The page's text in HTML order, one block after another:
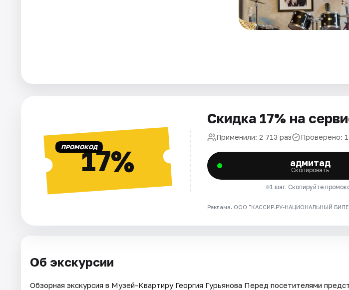
Города
Рейтинги
ПРОМОКОД17%
Скидка 17% на
Применили: 2 713 раз Проверено:
адмитад
Скопировать
1 шаг. Скопируйте
Реклама. ООО "КАССИР.РУ-НАЦИОНАЛЬНЫЙ
Об экскурсии
Обзорная экскурсия в Музей-Квартиру Георгия Гурьянова Перед посетителями